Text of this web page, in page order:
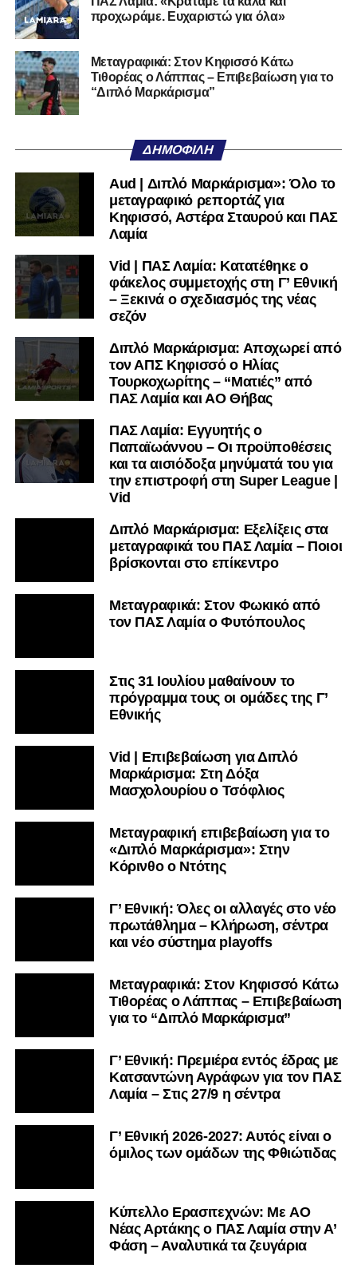
Τον καλωσορίζουμε στην οικογένεια του Σαρωνικού και
του ευχόμαστε υγεία και επιτυχίες.»
Ακολουθήστε τοlamiara.grστοGoogle Newsγια να
μαθαίνετε πρώτοι τα κυανόλευκα νέα στην Ελλάδα και τον
Twitterκαι στοInstagram
μαθαίνετε σε χρόνο dt όλα τα νέα.
προχωράμε. Ευχαριστώ για όλα»
Μεταγραφικά: Στον Κηφισσό Κάτω
Τιθορέας ο Λάππας – Επιβεβαίωση για το
“Διπλό Μαρκάρισμα”
ΔΗΜΟΦΙΛΉ
Aud | Διπλό Μαρκάρισμα»: Όλο το
μεταγραφικό ρεπορτάζ για
Κηφισσό, Αστέρα Σταυρού και ΠΑΣ
Λαμία
Vid | ΠΑΣ Λαμία: Κατατέθηκε ο
φάκελος συμμετοχής στη Γ’ Εθνική
– Ξεκινά ο σχεδιασμός της νέας
σεζόν
Διπλό Μαρκάρισμα: Αποχωρεί από
τον ΑΠΣ Κηφισσό ο Ηλίας
Τουρκοχωρίτης – “Ματιές” από
ΠΑΣ Λαμία και ΑΟ Θήβας
ΠΑΣ Λαμία: Εγγυητής ο
Παπαϊωάννου – Οι προϋποθέσεις
και τα αισιόδοξα μηνύματά του για
την επιστροφή στη Super League |
Vid
Διπλό Μαρκάρισμα: Εξελίξεις στα
μεταγραφικά του ΠΑΣ Λαμία – Ποιοι
βρίσκονται στο επίκεντρο
Μεταγραφικά: Στον Φωκικό από
τον ΠΑΣ Λαμία ο Φυτόπουλος
Στις 31 Ιουλίου μαθαίνουν το
πρόγραμμα τους οι ομάδες της Γ’
Εθνικής
Vid | Επιβεβαίωση για Διπλό
Μαρκάρισμα: Στη Δόξα
Μασχολουρίου ο Τσόφλιος
Μεταγραφική επιβεβαίωση για το
«Διπλό Μαρκάρισμα»: Στην
Κόρινθο ο Ντότης
Γ’ Εθνική: Όλες οι αλλαγές στο νέο
πρωτάθλημα – Κλήρωση, σέντρα
και νέο σύστημα playoffs
Μεταγραφικά: Στον Κηφισσό Κάτω
Τιθορέας ο Λάππας – Επιβεβαίωση
για το “Διπλό Μαρκάρισμα”
Γ’ Εθνική: Πρεμιέρα εντός έδρας με
Κατσαντώνη Αγράφων για τον ΠΑΣ
Λαμία – Στις 27/9 η σέντρα
Γ’ Εθνική 2026-2027: Αυτός είναι ο
όμιλος των ομάδων της Φθιώτιδας
Kύπελλο Ερασιτεχνών: Με AO
Nέας Αρτάκης ο ΠΑΣ Λαμία στην Α’
Φάση – Αναλυτικά τα ζευγάρια